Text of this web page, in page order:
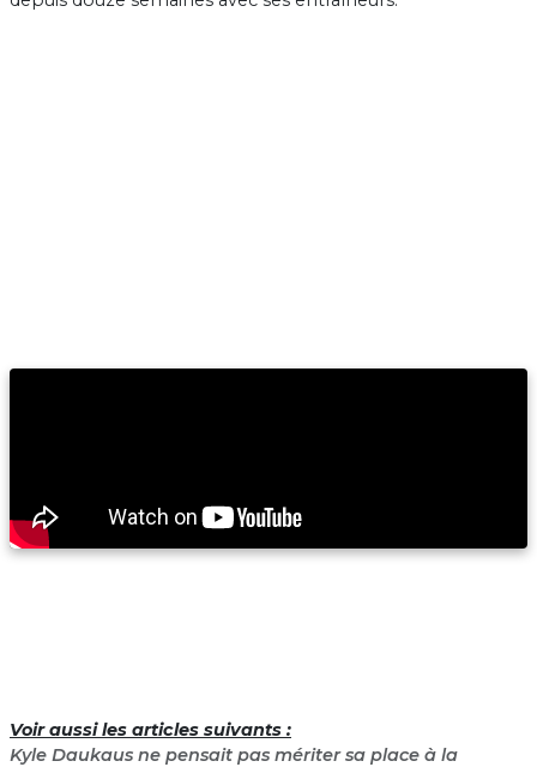
Voir aussi les articles suivants :
Kyle Daukaus ne pensait pas mériter sa place à la